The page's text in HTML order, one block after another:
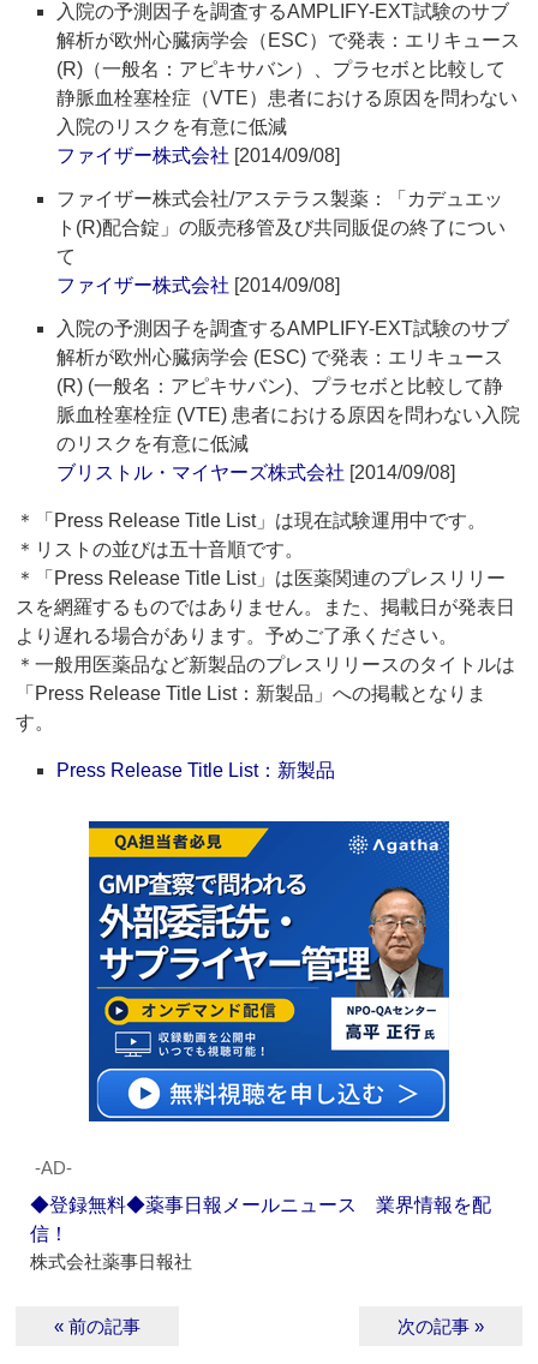
入院の予測因子を調査するAMPLIFY-EXT試験のサブ
解析が欧州心臓病学会（ESC）で発表：エリキュース
(R)（一般名：アピキサバン）、プラセボと比較して
静脈血栓塞栓症（VTE）患者における原因を問わない
入院のリスクを有意に低減
ファイザー株式会社 [2014/09/08]
ファイザー株式会社/アステラス製薬：「カデュエッ
ト(R)配合錠」の販売移管及び共同販促の終了につい
て
ファイザー株式会社 [2014/09/08]
入院の予測因子を調査するAMPLIFY-EXT試験のサブ
解析が欧州心臓病学会 (ESC) で発表：エリキュース
(R) (一般名：アピキサバン)、プラセボと比較して静
脈血栓塞栓症 (VTE) 患者における原因を問わない入院
のリスクを有意に低減
ブリストル・マイヤーズ株式会社 [2014/09/08]
＊「Press Release Title List」は現在試験運用中です。
＊リストの並びは五十音順です。
＊「Press Release Title List」は医薬関連のプレスリリー
スを網羅するものではありません。また、掲載日が発表日
より遅れる場合があります。予めご了承ください。
＊一般用医薬品など新製品のプレスリリースのタイトルは
「Press Release Title List：新製品」への掲載となりま
す。
Press Release Title List：新製品
‐AD‐
◆登録無料◆薬事日報メールニュース 業界情報を配
信！
株式会社薬事日報社
« 前の記事 次の記事 »